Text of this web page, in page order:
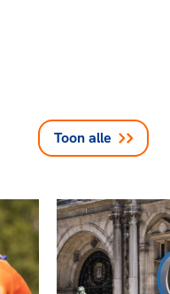
Toon alle